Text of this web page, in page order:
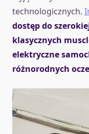
technologicznych.
dostęp do
klasycznych
elektryczne
różnorodnych